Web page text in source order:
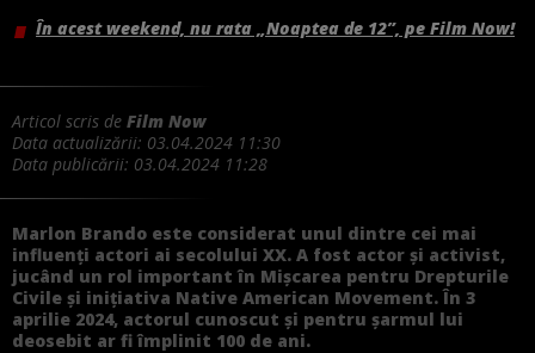
În acest weekend, nu rata „Noaptea de 12”, pe Film Now!
Articol scris de Film Now
Data actualizării: 03.04.2024 11:30
Data publicării: 03.04.2024 11:28
Marlon Brando este considerat unul dintre cei mai
influenţi actori ai secolului XX. A fost actor şi activist,
jucând un rol important în Mişcarea pentru Drepturile
Civile şi iniţiativa Native American Movement. În 3
aprilie 2024, actorul cunoscut și pentru șarmul lui
deosebit ar fi împlinit 100 de ani.